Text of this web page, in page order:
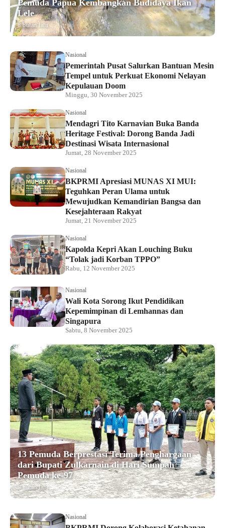
Pemuda Papua Kembangkan Budidaya Ikan
Lele
8 bulan lalu
Nasional
Pemerintah Pusat Salurkan Bantuan Mesin
Tempel untuk Perkuat Ekonomi Nelayan
Kepulauan Doom
Minggu, 30 November 2025
Nasional
Mendagri Tito Karnavian Buka Banda
Heritage Festival: Dorong Banda Jadi
Destinasi Wisata Internasional
Jumat, 28 November 2025
Nasional
BKPRMI Apresiasi MUNAS XI MUI:
Teguhkan Peran Ulama untuk
Mewujudkan Kemandirian Bangsa dan
Kesejahteraan Rakyat
Jumat, 21 November 2025
Nasional
Kapolda Kepri Akan Louching Buku
“Tolak jadi Korban TPPO”
Rabu, 12 November 2025
Nasional
Wali Kota Sorong Ikut Pendidikan
Kepemimpinan di Lemhannas dan
Singapura
Sabtu, 8 November 2025
13 Pemuda Berprestasi Terima Penghargaan
dari Bupati Zulkarnain di Hari Sumpah
Pemuda ke-97
9 bulan lalu
Nasional